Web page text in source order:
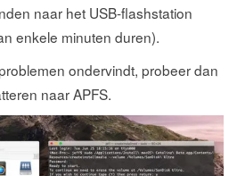
naar het USB-flashstation
enkele minuten duren).
ondervindt, probeer dan
naar APFS.